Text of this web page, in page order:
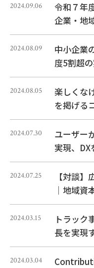
2024.09.06
令和７年
企業・地
2024.08.09
中小企業
度5割超
2024.08.05
楽しくな
を掲げる
2024.07.30
ユーザー
実現、DX
2024.07.25
【対談
｜地域資
2024.03.15
トラック
長を実現
2024.03.04